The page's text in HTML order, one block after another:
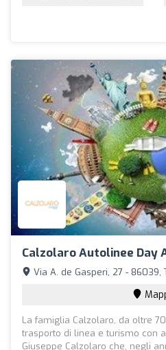
Calzolaro Autolinee Day
Via A. de Gasperi, 27 - 86039,
La famiglia Calzolaro, da oltre
trasporto di linea e turismo con
Giuseppe Calzolaro che, negli